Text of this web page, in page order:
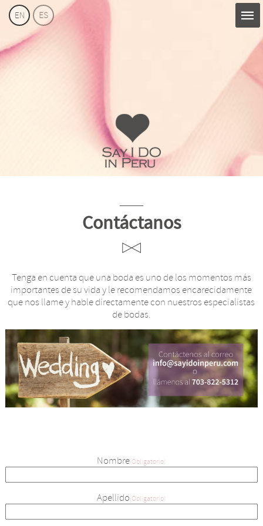
Say
EN ES
Contáctanos
Tenga en cuenta que una boda es uno de los momentos más
importantes de su vida y le recomendamos encarecidamente
que nos llame y hable directamente con nuestros especialistas
de bodas.
Nombre(Obligatorio)
Apellido(Obligatorio)